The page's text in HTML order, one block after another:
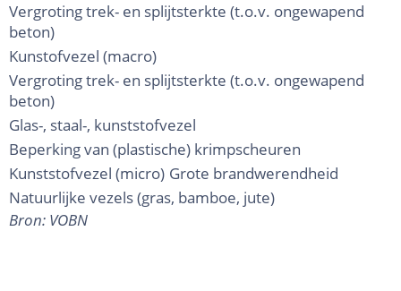
Vergroting trek- en splijtsterkte (t.o.v. ongewapend
beton)
Kunstofvezel (macro)
Vergroting trek- en splijtsterkte (t.o.v. ongewapend
beton)
Glas-, staal-, kunststofvezel
Beperking van (plastische) krimpscheuren
Kunststofvezel (micro) Grote brandwerendheid
Natuurlijke vezels (gras, bamboe, jute)
Bron: VOBN